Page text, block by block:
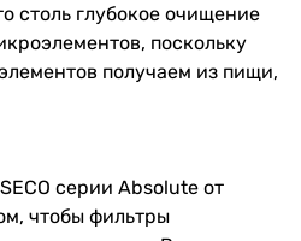
от бактерий, от
от бактерий, от
от бактерий, от
от бактерий, от
от бактерий, от
кран для питьевой воды,
для врезки в
трубки для
на бак
столь глубокое очищение
поскольку
получаем из пищи,
серии Absolute от
чтобы фильтры